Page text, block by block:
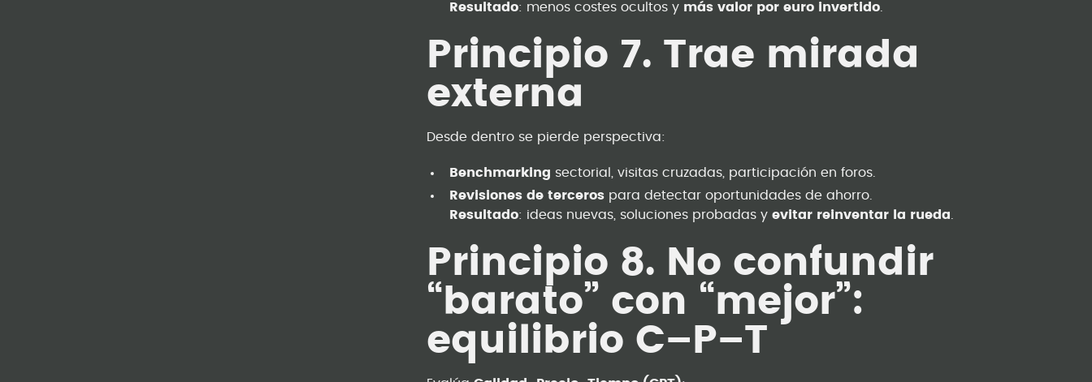
Resultado: menos costes ocultos y más valor por euro invertido
Principio 7. Trae mirada
externa
Desde dentro se pierde perspectiva:
Benchmarking sectorial, visitas cruzadas, participación en foros.
Revisiones de terceros para detectar oportunidades de ahorro.
Resultado: ideas nuevas, soluciones probadas yevitar reinventar la rueda
Principio 8. No confundir
“barato” con “mejor”:
equilibrio C–P–T